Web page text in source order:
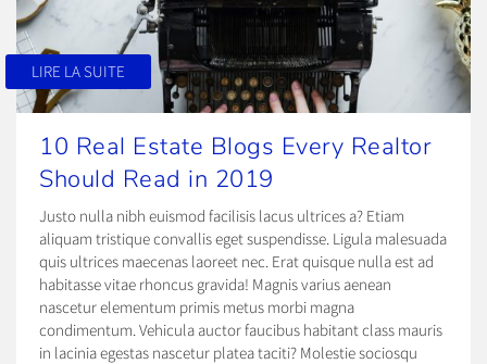
LIRE LA SUITE
10 Real Estate Blogs Every Realtor
Should Read in 2019
Justo nulla nibh euismod facilisis lacus ultrices a? Etiam
aliquam tristique convallis eget suspendisse. Ligula malesuada
quis ultrices maecenas laoreet nec. Erat quisque nulla est ad
habitasse vitae rhoncus gravida! Magnis varius aenean
nascetur elementum primis metus morbi magna
condimentum. Vehicula auctor faucibus habitant class mauris
in lacinia egestas nascetur platea taciti? Molestie sociosqu